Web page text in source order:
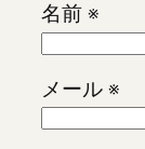
名前 ※
メール ※